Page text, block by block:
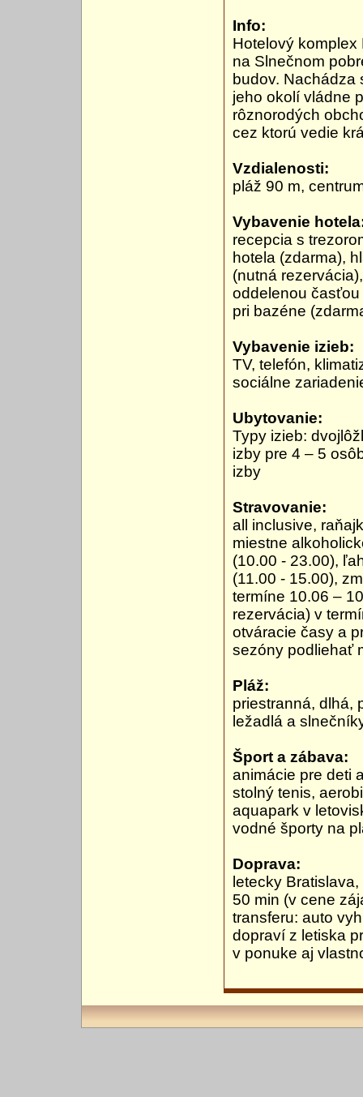
Info:
Hotelový
na Slnečnom
budov. Nachádza
jeho okolí vládne
rôznorodých
cez ktorú vedie
Vzdialenosti:
pláž 90 m,
Vybavenie
recepcia s
hotela (zdarma),
(nutná
oddelenou
pri bazéne
Vybavenie izieb:
TV, telefón,
sociálne
Ubytovanie:
Typy izieb:
izby pre 4 – 5
izby
Stravovanie:
all inclusive,
miestne
(10.00 - 23.00),
(11.00 - 15.00),
termíne 10.06 –
rezervácia) v
otváracie časy a
sezóny podliehať
Pláž:
priestranná, dlhá,
ležadlá a
Šport a zábava:
animácie pre deti
stolný tenis,
aquapark v
vodné športy na
Doprava:
letecky
50 min (v cene
transferu: auto
dopraví z letiska
v ponuke aj